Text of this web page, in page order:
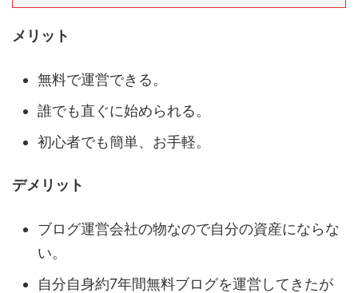
メリット
無料で運営できる。
誰でも直ぐに始められる。
初心者でも簡単、お手軽。
デメリット
ブログ運営会社の物なので自分の資産にならな
い。
自分自身約7年間無料ブログを運営してきたが